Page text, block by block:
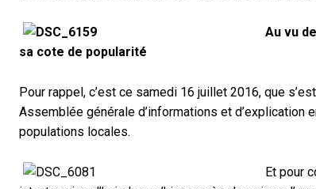
Au vu
sa cote de popularité
Pour rappel, c’est ce samedi 16 juillet 2016, que
Assemblée générale d’informations et
populations locales.
Et pour